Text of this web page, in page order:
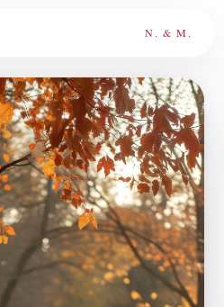
N. & M.